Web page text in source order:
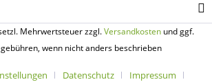
Mehrwertsteuer zzgl.Versandkosten und ggf.
wenn nicht anders beschrieben
Datenschutz
Impressum